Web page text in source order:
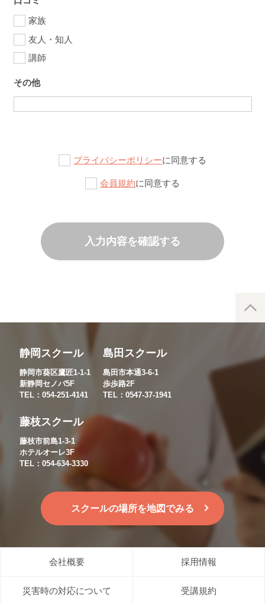
家族
友人・知人
講師
その他
プライバシーポリシーに同意する
会員規約に同意する
入力内容を確認する
静岡スクール
静岡市葵区鷹匠1-1-1
新静岡セノバ5F
TEL：054-251-4141
島田スクール
島田市本通3-6-1
歩歩路2F
TEL：0547-37-1941
藤枝スクール
藤枝市前島1-3-1
ホテルオーレ3F
TEL：054-634-3330
スクールの場所を地図でみる
会社概要 採用情報
災害時の対応について 受講規約